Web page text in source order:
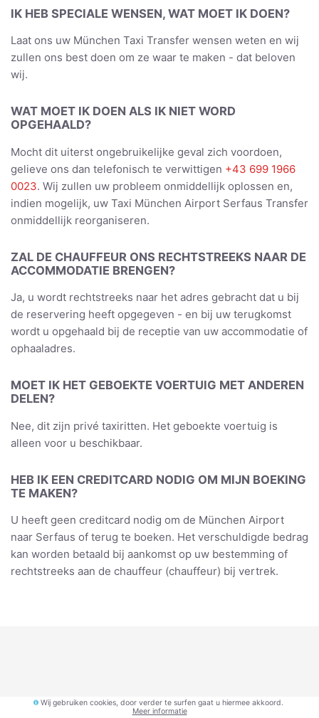
IK HEB SPECIALE WENSEN, WAT MOET IK DOEN?
Laat ons uw München Taxi Transfer wensen weten en wij
zullen ons best doen om ze waar te maken - dat beloven
wij.
WAT MOET IK DOEN ALS IK NIET WORD
OPGEHAALD?
Mocht dit uiterst ongebruikelijke geval zich voordoen,
gelieve ons dan telefonisch te verwittigen +43 699 1966
0023. Wij zullen uw probleem onmiddellijk oplossen en,
indien mogelijk, uw Taxi München Airport Serfaus Transfer
onmiddellijk reorganiseren.
ZAL DE CHAUFFEUR ONS RECHTSTREEKS NAAR DE
ACCOMMODATIE BRENGEN?
Ja, u wordt rechtstreeks naar het adres gebracht dat u bij
de reservering heeft opgegeven - en bij uw terugkomst
wordt u opgehaald bij de receptie van uw accommodatie of
ophaaladres.
MOET IK HET GEBOEKTE VOERTUIG MET ANDEREN
DELEN?
Nee, dit zijn privé taxiritten. Het geboekte voertuig is
alleen voor u beschikbaar.
HEB IK EEN CREDITCARD NODIG OM MIJN BOEKING
TE MAKEN?
U heeft geen creditcard nodig om de München Airport
naar Serfaus of terug te boeken. Het verschuldigde bedrag
kan worden betaald bij aankomst op uw bestemming of
rechtstreeks aan de chauffeur (chauffeur) bij vertrek.
Wij gebruiken cookies, door verder te surfen gaat u hiermee akkoord.
Meer informatie